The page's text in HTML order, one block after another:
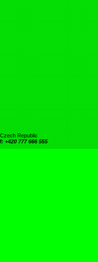
Republic
+420 777 666 555